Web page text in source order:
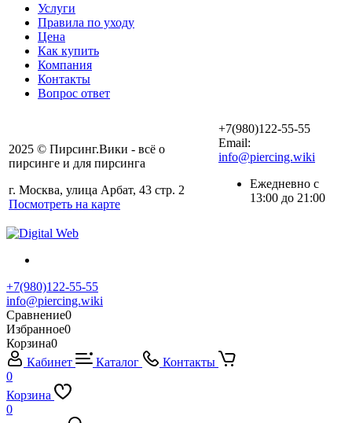
Услуги
Правила по уходу
Цена
Как купить
Компания
Контакты
Вопрос ответ
2025 © Пирсинг.Вики - всё о
пирсинге и для пирсинга
г. Москва, улица Арбат, 43 стр. 2
Посмотреть на карте
+7(980)122-55-55
Email:
info@piercing.wiki
Ежедневно с
13:00 до 21:00
+7(980)122-55-55
info@piercing.wiki
Сравнение0
Избранное0
Корзина0
Кабинет
Каталог
Контакты
0
Корзина
0